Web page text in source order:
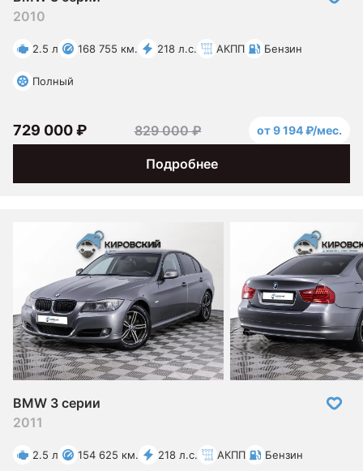
2010
2.5 л 168 755 км. 218 л.с. АКПП Бензин
Полный
Подробнее
729 000 ₽ 829 000 ₽ от 9 194 ₽/мес.
BMW 3 серии
2011
2.5 л 154 625 км. 218 л.с. АКПП Бензин